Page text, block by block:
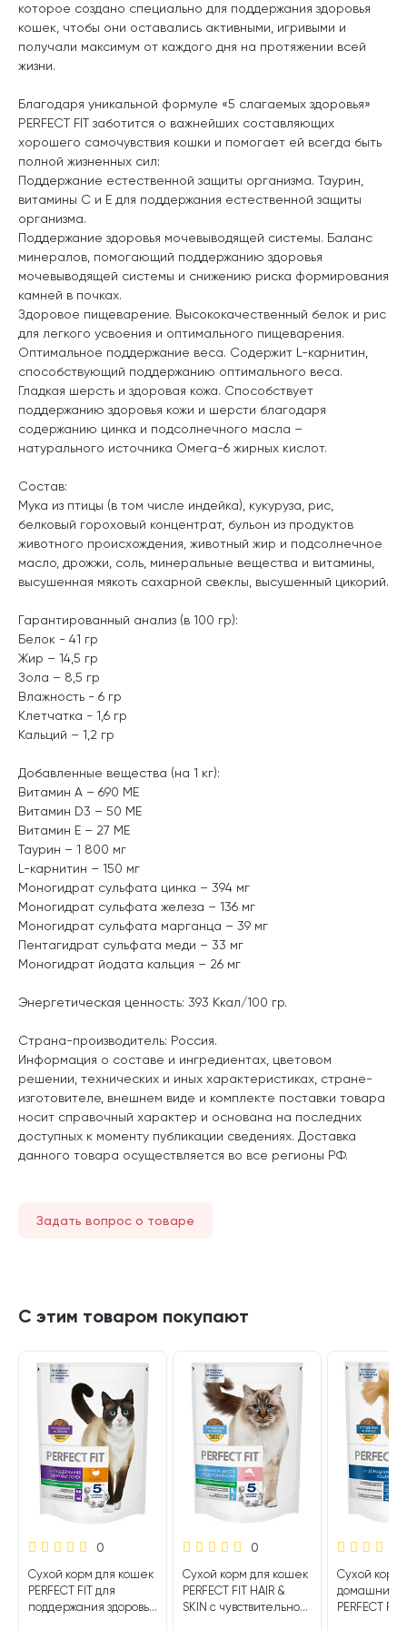
которое создано специально для поддержания здоровья
кошек, чтобы они оставались активными, игривыми и
получали максимум от каждого дня на протяжении всей
жизни.
Благодаря уникальной формуле «5 слагаемых здоровья»
PERFECT FIT заботится о важнейших составляющих
хорошего самочувствия кошки и помогает ей всегда быть
полной жизненных сил:
Поддержание естественной защиты организма. Таурин,
витамины С и Е для поддержания естественной защиты
организма.
Поддержание здоровья мочевыводящей системы. Баланс
минералов, помогающий поддержанию здоровья
мочевыводящей системы и снижению риска формирования
камней в почках.
Здоровое пищеварение. Высококачественный белок и рис
для легкого усвоения и оптимального пищеварения.
Оптимальное поддержание веса. Содержит L-карнитин,
способствующий поддержанию оптимального веса.
Гладкая шерсть и здоровая кожа. Способствует
поддержанию здоровья кожи и шерсти благодаря
содержанию цинка и подсолнечного масла –
натурального источника Омега-6 жирных кислот.
Состав:
Мука из птицы (в том числе индейка), кукуруза, рис,
белковый гороховый концентрат, бульон из продуктов
животного происхождения, животный жир и подсолнечное
масло, дрожжи, соль, минеральные вещества и витамины,
высушенная мякоть сахарной свеклы, высушенный цикорий.
Гарантированный анализ (в 100 гр):
Белок - 41 гр
Жир – 14,5 гр
Зола – 8,5 гр
Влажность - 6 гр
Клетчатка - 1,6 гр
Кальций – 1,2 гр
Добавленные вещества (на 1 кг):
Витамин А – 690 МЕ
Витамин D3 – 50 МЕ
Витамин Е – 27 МЕ
Таурин – 1 800 мг
L-карнитин – 150 мг
Моногидрат сульфата цинка – 394 мг
Моногидрат сульфата железа – 136 мг
Моногидрат сульфата марганца – 39 мг
Пентагидрат сульфата меди – 33 мг
Моногидрат йодата кальция – 26 мг
Энергетическая ценность: 393 Ккал/100 гр.
Страна-производитель: Россия.
Информация о составе и ингредиентах, цветовом
решении, технических и иных характеристиках, стране-
изготовителе, внешнем виде и комплекте поставки товара
носит справочный характер и основана на последних
доступных к моменту публикации сведениях. Доставка
данного товара осуществляется во все регионы РФ.
Задать вопрос о товаре
С этим товаром покупают
0
Сухой корм для кошек
PERFECT FIT для
поддержания здоровья
0
Сухой корм для кошек
PERFECT FIT HAIR &
SKIN с чувствительной
Сухой корм
домашних
PERFECT